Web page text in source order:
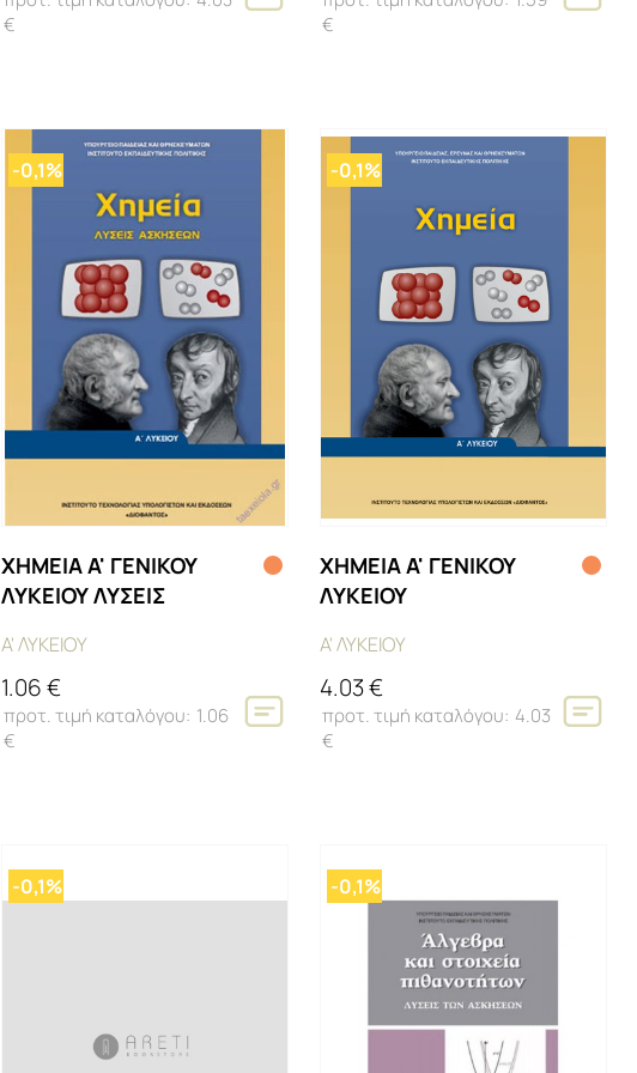
€
€
-0,1%
ΧΗΜΕΙΑ Α' ΓΕΝΙΚΟΥ
ΛΥΚΕΙΟΥ ΛΥΣΕΙΣ
Α' ΛΥΚΕΙΟΥ
1.06 €
1.06
€
-0,1%
ΧΗΜΕΙΑ Α' ΓΕΝΙΚΟΥ
ΛΥΚΕΙΟΥ
Α' ΛΥΚΕΙΟΥ
4.03 €
4.03
€
-0,1% -0,1%